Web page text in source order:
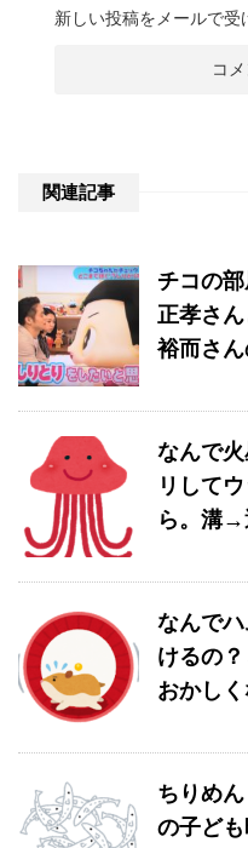
新しい投稿をメールで受
関連記事
チコの
正孝さ
裕而さ
なんで
リして
ら。溝→
なんで
けるの
おかし
ちりめ
の子ど